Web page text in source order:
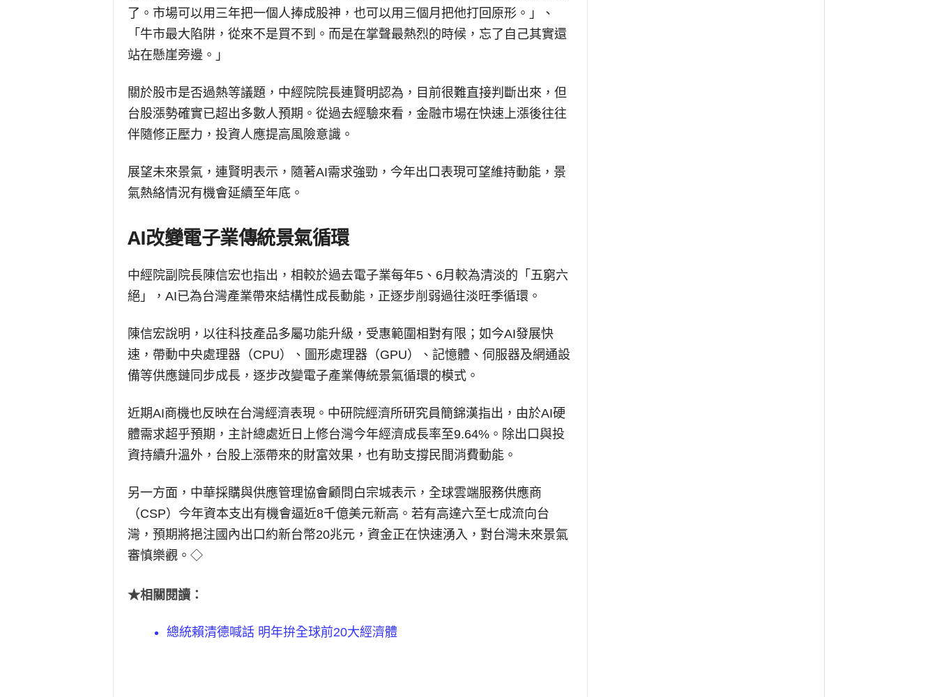
了。市場可以用三年把一個人捧成股神，也可以用三個月把他打回原形。」、
「牛市最大陷阱，從來不是買不到。而是在掌聲最熱烈的時候，忘了自己其實還
站在懸崖旁邊。」
關於股市是否過熱等議題，中經院院長連賢明認為，目前很難直接判斷出來，但
台股漲勢確實已超出多數人預期。從過去經驗來看，金融市場在快速上漲後往往
伴隨修正壓力，投資人應提高風險意識。
展望未來景氣，連賢明表示，隨著AI需求強勁，今年出口表現可望維持動能，景
氣熱絡情況有機會延續至年底。
AI改變電子業傳統景氣循環
中經院副院長陳信宏也指出，相較於過去電子業每年5、6月較為清淡的「五窮六
絕」，AI已為台灣產業帶來結構性成長動能，正逐步削弱過往淡旺季循環。
陳信宏說明，以往科技產品多屬功能升級，受惠範圍相對有限；如今AI發展快
速，帶動中央處理器（CPU）、圖形處理器（GPU）、記憶體、伺服器及網通設
備等供應鏈同步成長，逐步改變電子產業傳統景氣循環的模式。
近期AI商機也反映在台灣經濟表現。中研院經濟所研究員簡錦漢指出，由於AI硬
體需求超乎預期，主計總處近日上修台灣今年經濟成長率至9.64%。除出口與投
資持續升溫外，台股上漲帶來的財富效果，也有助支撐民間消費動能。
另一方面，中華採購與供應管理協會顧問白宗城表示，全球雲端服務供應商
（CSP）今年資本支出有機會逼近8千億美元新高。若有高達六至七成流向台
灣，預期將挹注國內出口約新台幣20兆元，資金正在快速湧入，對台灣未來景氣
審慎樂觀。◇
★相關閱讀：
總統賴清德喊話 明年拚全球前20大經濟體